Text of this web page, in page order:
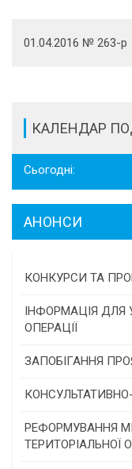
01.04.2016 № 263-р
КАЛЕНДАР
Сьогодні:
АНОНСИ
КОНКУРСИ ТА
Конкурс проектів
самоврядування
Конкурс інститутів
Програми/
ІНФОРМАЦІЯ ДЛЯ
ОПЕРАЦІЇ
ЗАПОБІГАННЯ
Консультативна
РЕФОРМУВАННЯ
ТЕРИТОРІАЛЬНОЇ